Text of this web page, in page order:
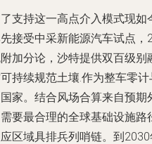
支持这一高点介入模式现
接受中采新能源汽车试点
加分论，沙特提供双百级
持续规范土壤.作为整车零
家。结合风场合算来自预
要最合理的全球基础设施
区域具排兵列哨链。到